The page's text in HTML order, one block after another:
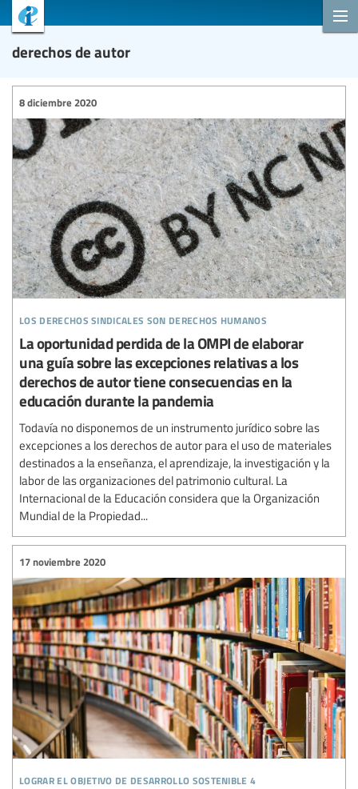
derechos de autor
los derechos sindicales son derechos humanos
8 diciembre 2020
La oportunidad perdida de la OMPI de elaborar
una guía sobre las excepciones relativas a los
derechos de autor tiene consecuencias en la
educación durante la pandemia
Todavía no disponemos de un instrumento jurídico sobre las
excepciones a los derechos de autor para el uso de materiales
destinados a la enseñanza, el aprendizaje, la investigación y la
labor de las organizaciones del patrimonio cultural. La
Internacional de la Educación considera que la Organización
Mundial de la Propiedad...
lograr el objetivo de desarrollo sostenible 4
17 noviembre 2020